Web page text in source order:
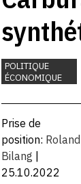
ne
POLITIQUE
ÉCONOMIQUE
MOBILITÉ
RECHERCHE ET
INNOVATION
TECHNOLOGIE
Prise de
position: Roland
Bilang
25.10.2022